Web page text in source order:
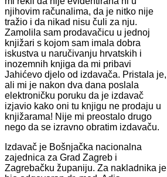
njihovim računalima, da je nitko nije
tražio i da nikad nisu čuli za nju.
Zamolila sam prodavačicu u jednoj
knjižari s kojom sam imala dobra
iskustva u naručivanju hrvatskih i
inozemnih knjiga da mi pribavi
Jahićevo djelo od izdavača. Pristala je,
ali mi je nakon dva dana poslala
elektroničku poruku da je izdavač
izjavio kako oni tu knjigu ne prodaju u
knjižarama! Nije mi preostalo drugo
nego da se izravno obratim izdavaču.
Izdavač je Bošnjačka nacionalna
zajednica za Grad Zagreb i
Zagrebačku županiju. Za nakladnika je